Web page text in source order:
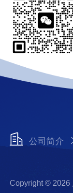
公司简介
Copyright © 2026